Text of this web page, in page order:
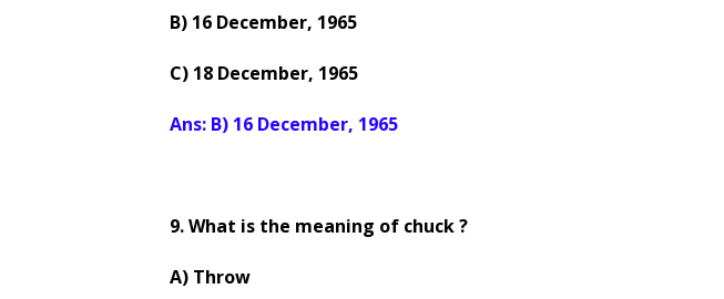
B) 16 December, 1965
C) 18 December, 1965
Ans: B) 16 December, 1965
9. What is the meaning of chuck ?
A) Throw